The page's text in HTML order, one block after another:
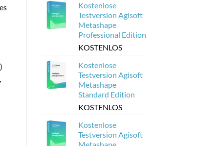
Agisoft
Metashape-
Modellen
Kostenlose
Testversion Agisoft
Metashape
Professional Edition
KOSTENLOS
Kostenlose
Testversion Agisoft
Metashape
Standard Edition
KOSTENLOS
Kostenlose
Testversion Agisoft